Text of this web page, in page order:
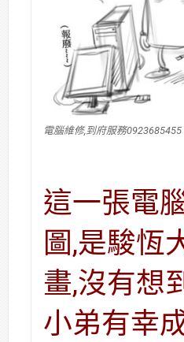
電腦維修,到府服務
這一張電
圖,是駿恆
畫,沒有想
小弟有幸